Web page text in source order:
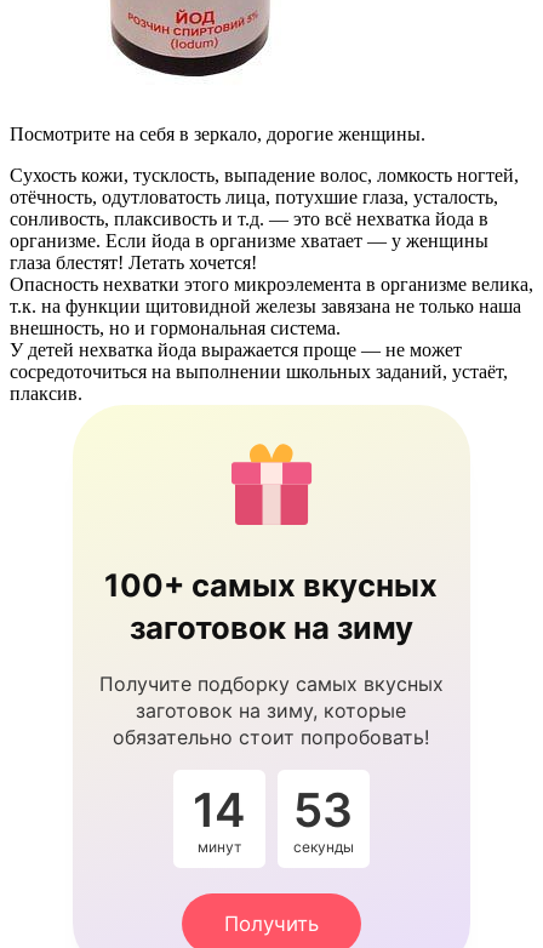
Посмотрите на себя в зеркало, дорогие женщины.
Сухость кожи, тусклость, выпадение волос, ломкость ногтей,
отёчность, одутловатость лица, потухшие глаза, усталость,
сонливость, плаксивость и т.д. — это всё нехватка йода в
организме. Если йода в организме хватает — у женщины
глаза блестят! Летать хочется!
Опасность нехватки этого микроэлемента в организме велика,
т.к. на функции щитовидной железы завязана не только наша
внешность, но и гормональная система.
У детей нехватка йода выражается проще — не может
сосредоточиться на выполнении школьных заданий, устаёт,
плаксив.
100+ самых вкусных
заготовок на зиму
Получите подборку самых вкусных
заготовок на зиму, которые
обязательно стоит попробовать!
14
минут
53
секунды
Получить